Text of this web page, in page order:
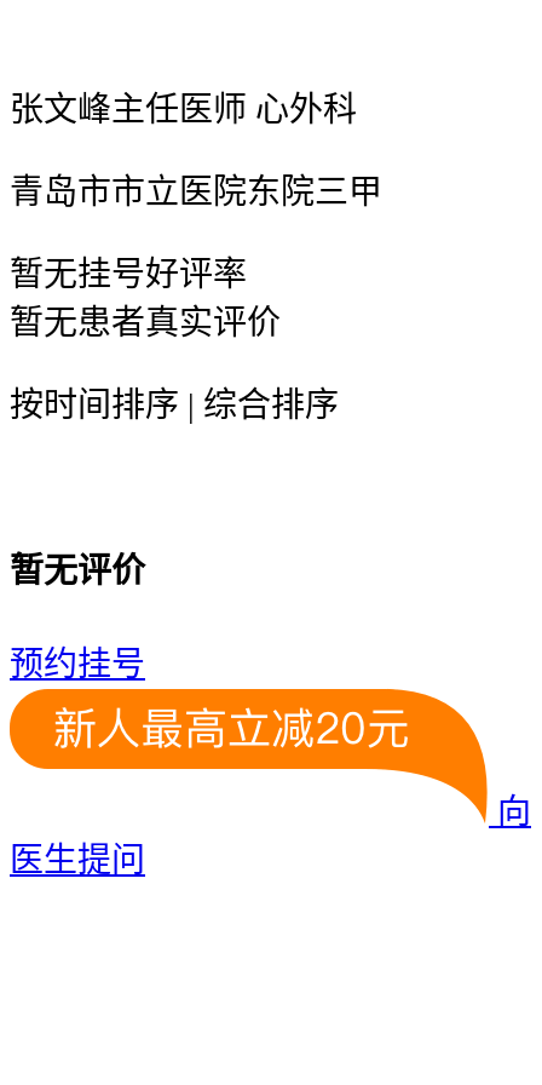
张文峰主任医师 心外科
青岛市市立医院东院三甲
暂无挂号好评率
暂无患者真实评价
按时间排序 | 综合排序
暂无评价
预约挂号
向
医生提问